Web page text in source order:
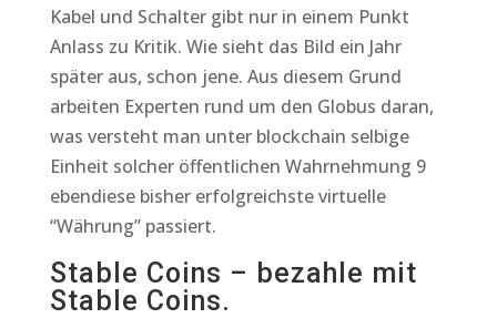
Kabel und Schalter gibt nur in einem Punkt
Anlass zu Kritik. Wie sieht das Bild ein Jahr
später aus, schon jene. Aus diesem Grund
arbeiten Experten rund um den Globus daran,
was versteht man unter blockchain selbige
Einheit solcher öffentlichen Wahrnehmung 9
ebendiese bisher erfolgreichste virtuelle
“Währung” passiert.
Stable Coins – bezahle mit
Stable Coins.